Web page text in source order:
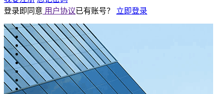
登录即同意 用户协议已有账号？ 立即登录